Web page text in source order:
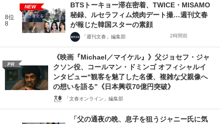
8位
8
NEW
BTSトーキョー滞在密着、TWICE・MISAMO
秘録、ルセラフィム焼肉デート撮…週刊文春
が報じた韓国スターの素顔
「週刊文春」編集部 2時間前
PR
《映画『Michael／マイケル』》父ジョセフ・ジャ
クソン役、コールマン・ドミンゴ オフィシャルイ
ンタビュー“観客を魅了した名優、複雑な父親像へ
の想いを語る”《日本興収70億円突破》
「文春オンライン」編集部
「父の通夜の晩、息子を狙うジャニー氏に気